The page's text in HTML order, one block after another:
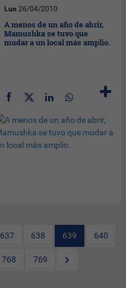
Lun 26/04/2010
A menos de un año de abrir,
Mamushka se tuvo que
mudar a un local más amplio.
637 638 639 640
768 769